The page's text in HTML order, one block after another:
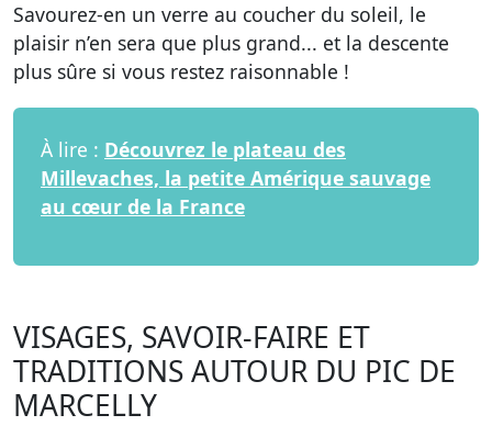
Savourez-en un verre au coucher du soleil, le
plaisir n’en sera que plus grand... et la descente
plus sûre si vous restez raisonnable !
À lire : Découvrez le plateau des
Millevaches, la petite Amérique sauvage
au cœur de la France
VISAGES, SAVOIR-FAIRE ET
TRADITIONS AUTOUR DU PIC DE
MARCELLY